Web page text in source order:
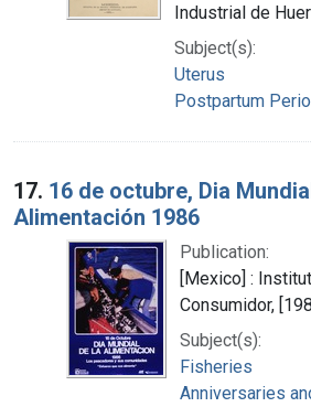
Industrial de
Subject(s):
Uterus
Postpartum
17. 16 de octubre, Dia
Alimentación 1986
Publication:
[Mexico] :
Consumidor,
Subject(s):
Fisheries
Anniversaries